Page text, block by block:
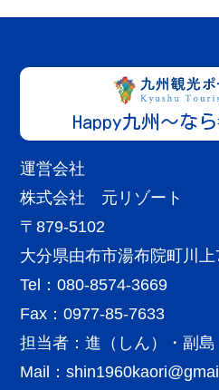
熊本
宿泊施設
里の湯 和らく
私達は熊本県阿蘇の標高700
Happy九州～な
運営会社
株式会社 元リゾート
〒879-5102
大分県由布市湯布院町川
Tel：080-8574-3669
Fax：0977-85-7633
担当者：進（しん）・副島
Mail：